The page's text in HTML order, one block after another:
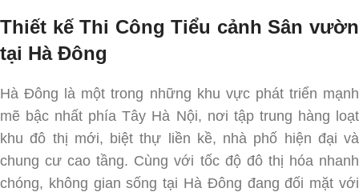
Thiết kế Thi Công Tiểu cảnh Sân vườn
tại Hà Đông
Hà Đông là một trong những khu vực phát triển mạnh
mẽ bậc nhất phía Tây Hà Nội, nơi tập trung hàng loạt
khu đô thị mới, biệt thự liền kề, nhà phố hiện đại và
chung cư cao tầng. Cùng với tốc độ đô thị hóa nhanh
chóng, không gian sống tại Hà Đông đang đối mặt với